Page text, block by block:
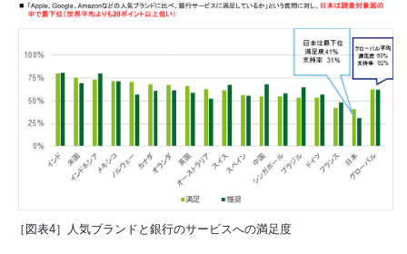
［図表4］ 人気ブランドと銀行のサービスへの満足度